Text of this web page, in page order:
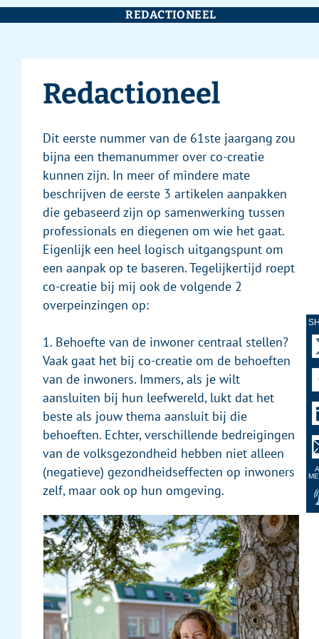
REDACTIONEEL
Redactioneel
Dit eerste nummer van de 61ste jaargang zou
bijna een themanummer over co-creatie
kunnen zijn. In meer of mindere mate
beschrijven de eerste 3 artikelen aanpakken
die gebaseerd zijn op samenwerking tussen
professionals en diegenen om wie het gaat.
Eigenlijk een heel logisch uitgangspunt om
een aanpak op te baseren. Tegelijkertijd roept
co-creatie bij mij ook de volgende 2
overpeinzingen op:
1. Behoefte van de inwoner centraal stellen?
Vaak gaat het bij co-creatie om de behoeften
van de inwoners. Immers, als je wilt
aansluiten bij hun leefwereld, lukt dat het
beste als jouw thema aansluit bij die
behoeften. Echter, verschillende bedreigingen
van de volksgezondheid hebben niet alleen
(negatieve) gezondheidseffecten op inwoners
zelf, maar ook op hun omgeving.